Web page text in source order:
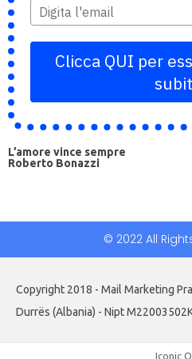
Clicca QUI per
L’amore vince sempre
Roberto Bonazzi
© 2022 All
Copyright 2018 - Mail Marketing
Durrës (Albania) - Nipt
Iconic